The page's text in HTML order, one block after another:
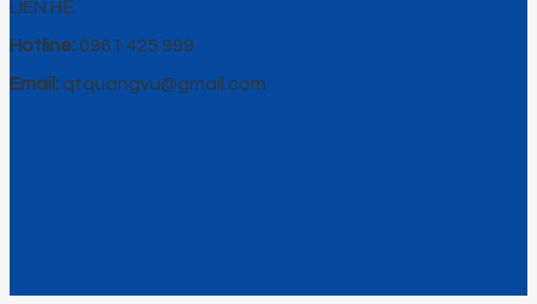
LIÊN HỆ
Hotline: 0961 425 999
Email: qtquangvu@gmail.com